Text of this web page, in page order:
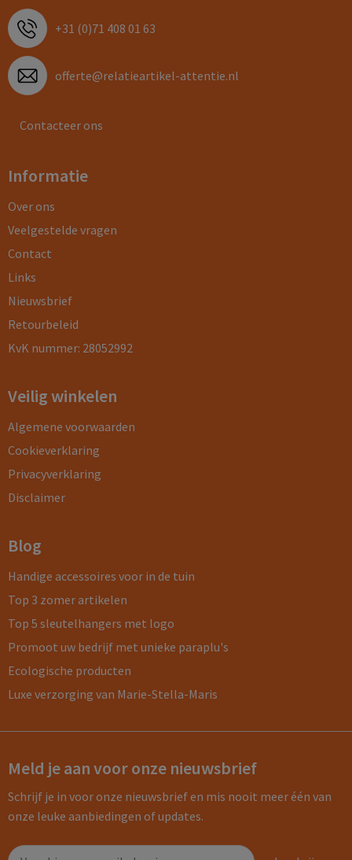
+31 (0)71 408 01 63
offerte@relatieartikel-attentie.nl
Contacteer ons
Informatie
Over ons
Veelgestelde vragen
Contact
Links
Nieuwsbrief
Retourbeleid
KvK nummer: 28052992
Veilig winkelen
Algemene voorwaarden
Cookieverklaring
Privacyverklaring
Disclaimer
Blog
Handige accessoires voor in de tuin
Top 3 zomer artikelen
Top 5 sleutelhangers met logo
Promoot uw bedrijf met unieke paraplu's
Ecologische producten
Luxe verzorging van Marie-Stella-Maris
Meld je aan voor onze nieuwsbrief
Schrijf je in voor onze nieuwsbrief en mis nooit meer één van
onze leuke aanbiedingen of updates.